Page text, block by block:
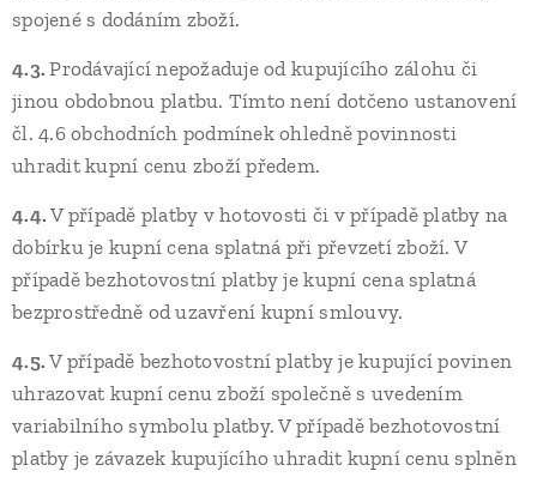
spojené s dodáním zboží.
4.3.Prodávající nepožaduje od kupujícího zálohu či
jinou obdobnou platbu. Tímto není dotčeno ustanovení
čl. 4.6 obchodních podmínek ohledně povinnosti
uhradit kupní cenu zboží předem.
4.4.V případě platby v hotovosti či v případě platby na
dobírku je kupní cena splatná při převzetí zboží. V
případě bezhotovostní platby je kupní cena splatná
bezprostředně od uzavření kupní smlouvy.
4.5.V případě bezhotovostní platby je kupující povinen
uhrazovat kupní cenu zboží společně s uvedením
variabilního symbolu platby. V případě bezhotovostní
platby je závazek kupujícího uhradit kupní cenu splněn